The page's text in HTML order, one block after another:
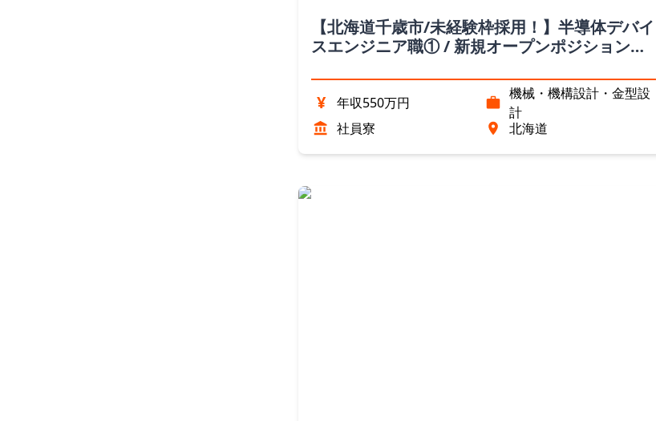
【北海道千歳市/未経験枠採用！】半導体デバイ
スエンジニア職① / 新規オープンポジション
¥
年収550万円
機械・機構設計・金型設
計
社員寮
北海道